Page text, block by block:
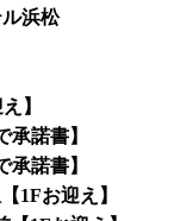
浜松
】
諾書】
諾書】
1Fお迎え】